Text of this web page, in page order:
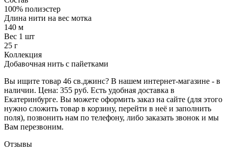
100% полиэстер
Длина нити на вес мотка
140 м
Вес 1 шт
25 г
Коллекция
Добавочная нить с пайетками
Вы ищите товар 46 св.джинс? В нашем интернет-магазине - в
наличии. Цена: 355 руб. Есть удобная доставка в
Екатеринбурге. Вы можете оформить заказ на сайте (для этого
нужно сложить товар в корзину, перейти в неё и заполнить
поля), позвонить нам по телефону, либо заказать звонок и мы
Вам перезвоним.
Отзывы